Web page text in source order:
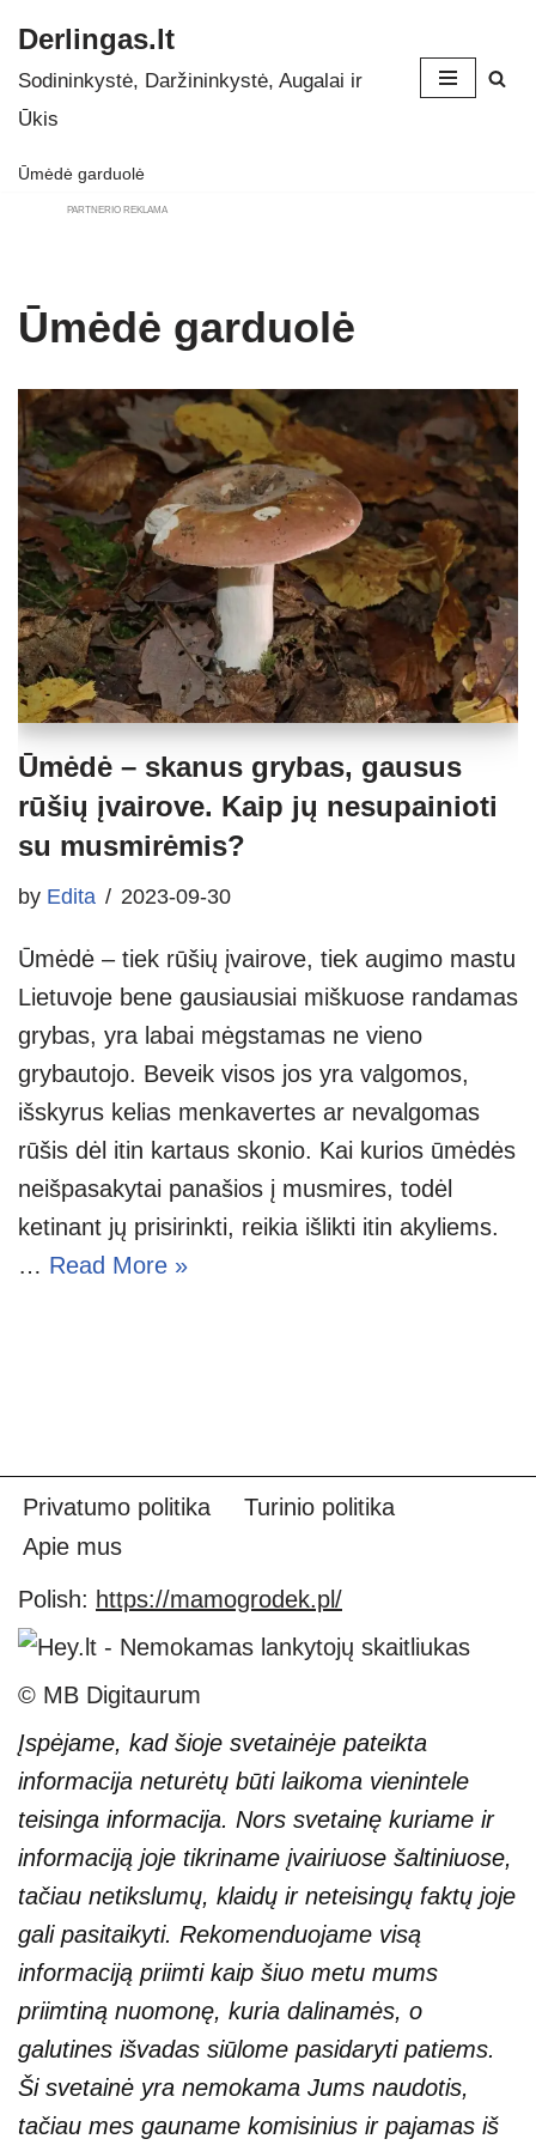
Skip
to
Derlingas.lt
Sodininkystė, Daržininkystė, Augalai ir
Ūkis
Ūmėdė garduolė
PARTNERIO REKLAMA
Ūmėdė garduolė
Ūmėdė – skanus grybas, gausus
rūšių įvairove. Kaip jų nesupainioti
su musmirėmis?
by Edita 2023-09-30
Ūmėdė – tiek rūšių įvairove, tiek augimo mastu
Lietuvoje bene gausiausiai miškuose randamas
grybas, yra labai mėgstamas ne vieno
grybautojo. Beveik visos jos yra valgomos,
išskyrus kelias menkavertes ar nevalgomas
rūšis dėl itin kartaus skonio. Kai kurios ūmėdės
neišpasakytai panašios į musmires, todėl
ketinant jų prisirinkti, reikia išlikti itin akyliems.
… Read More »
Privatumo politika
Turinio politika
Apie mus
Polish: https://mamogrodek.pl/
© MB Digitaurum
Įspėjame, kad šioje svetainėje pateikta
informacija neturėtų būti laikoma vienintele
teisinga informacija. Nors svetainę kuriame ir
informaciją joje tikriname įvairiuose šaltiniuose,
tačiau netikslumų, klaidų ir neteisingų faktų joje
gali pasitaikyti. Rekomenduojame visą
informaciją priimti kaip šiuo metu mums
priimtiną nuomonę, kuria dalinamės, o
galutines išvadas siūlome pasidaryti patiems.
Ši svetainė yra nemokama Jums naudotis,
tačiau mes gauname komisinius ir pajamas iš